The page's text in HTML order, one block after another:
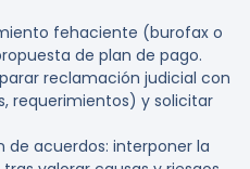
fehaciente (burofax o
de plan de pago.
reclamación judicial con
requerimientos) y solicitar
de acuerdos: interponer la